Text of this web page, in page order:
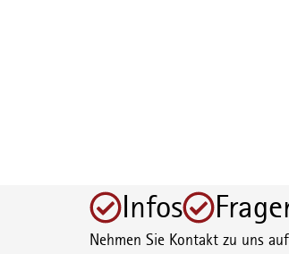
Infos
Nehmen Sie Kontakt zu uns